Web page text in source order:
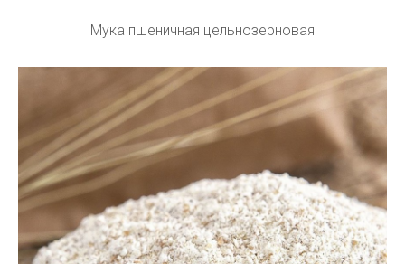
Мука пшеничная цельнозерновая